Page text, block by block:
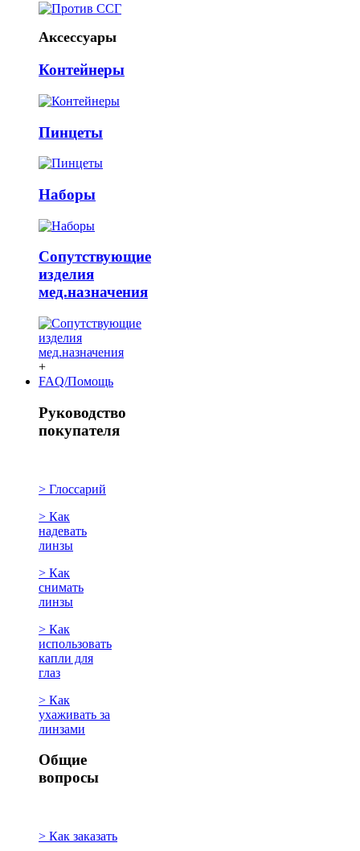
Аксессуары
Контейнеры
Пинцеты
Наборы
Сопутствующие
изделия
мед.назначения
+
FAQ/Помощь
Руководство
покупателя
> Глоссарий
> Как
надевать
линзы
> Как
снимать
линзы
> Как
использовать
капли для
глаз
> Как
ухаживать за
линзами
Общие
вопросы
> Как заказать